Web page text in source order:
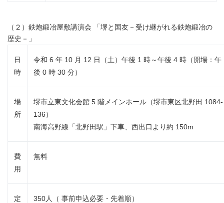
（２）鉄炮鍛冶屋敷講演会 「堺と国友－受け継がれる鉄炮鍛冶の
歴史－」
日
時
令和 6 年 10 月 12 日（土）午後 1 時～午後 4 時（開場：午
後 0 時 30 分）
場
所
堺市立東文化会館 5 階メインホール（堺市東区北野田 1084-
136）
南海高野線「北野田駅」下車、西出口より約 150m
費
用
無料
定
350人（ 事前申込必要・先着順）